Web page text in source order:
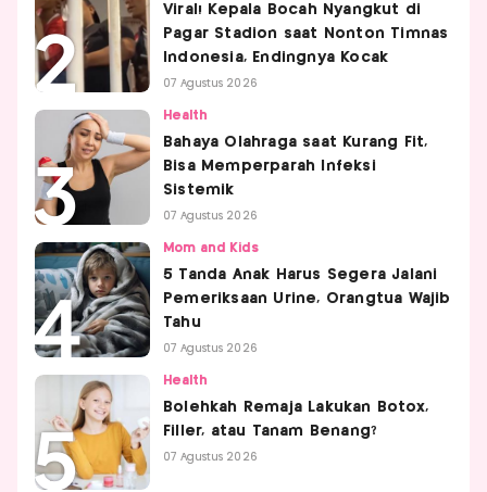
Viral! Kepala Bocah Nyangkut di
Pagar Stadion saat Nonton Timnas
Indonesia, Endingnya Kocak
07 Agustus 2026
Health
Bahaya Olahraga saat Kurang Fit,
Bisa Memperparah Infeksi
Sistemik
07 Agustus 2026
Mom and Kids
5 Tanda Anak Harus Segera Jalani
Pemeriksaan Urine, Orangtua Wajib
Tahu
07 Agustus 2026
Health
Bolehkah Remaja Lakukan Botox,
Filler, atau Tanam Benang?
07 Agustus 2026